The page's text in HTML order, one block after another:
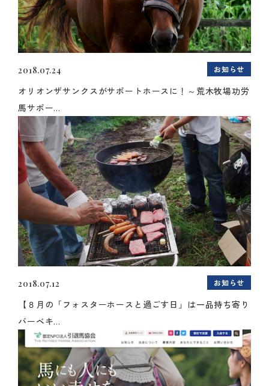
2018.07.24 お知らせ
オリオンザサンクスがサポートホースに！～荒木牧場功労
馬サポー...
2018.07.12 お知らせ
【８月の「フォスターホースと過ごす日」は一品持ち寄り
バーベキ...